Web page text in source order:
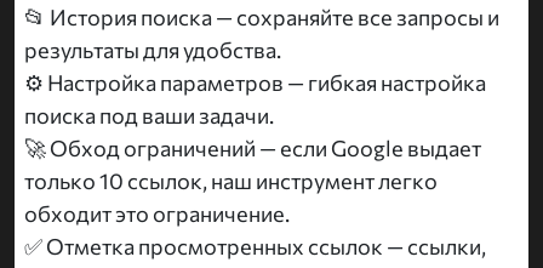
📂 История поиска — сохраняйте все запросы и
результаты для удобства.
⚙️ Настройка параметров — гибкая настройка
поиска под ваши задачи.
🚀 Обход ограничений — если Google выдает
только 10 ссылок, наш инструмент легко
обходит это ограничение.
✅ Отметка просмотренных ссылок — ссылки,